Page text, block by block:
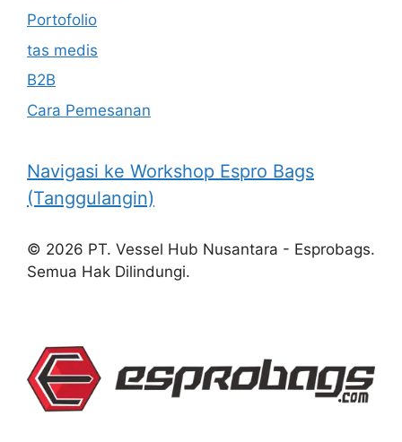
Portofolio
tas medis
B2B
Cara Pemesanan
Navigasi ke Workshop Espro Bags
(Tanggulangin)
© 2026 PT. Vessel Hub Nusantara - Esprobags.
Semua Hak Dilindungi.